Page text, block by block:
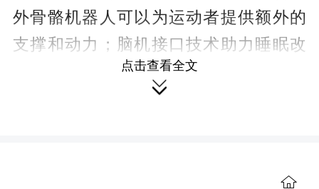
外骨骼机器人可以为运动者提供额外的
支撑和动力；脑机接口技术助力睡眠改
善；“数字分身”辅助完成工作等。在AI的
奔涌浪潮下，AI科技是“社会助手”，还
点击查看全文
